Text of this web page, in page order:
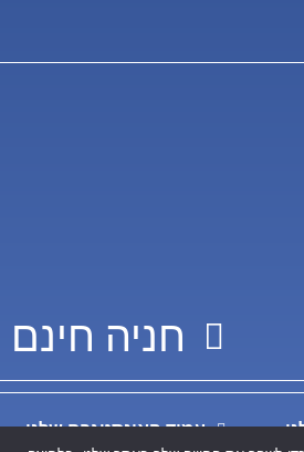
חניה חינם
עמוד האינסטגרם שלנו